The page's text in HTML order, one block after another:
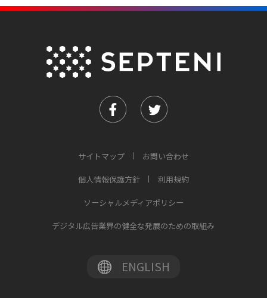
サイトマップ お問い合わせ
個人情報保護方針 利用規約
ソーシャルメディアポリシー
デジタル広告業界の健全な発展のための取組み
ENGLISH